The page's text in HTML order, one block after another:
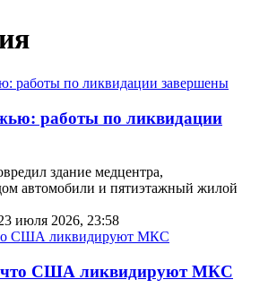
работы по ликвидации
здание медцентра,
автомобили и пятиэтажный жилой
июля 2026, 23:58
что США ликвидируют МКС